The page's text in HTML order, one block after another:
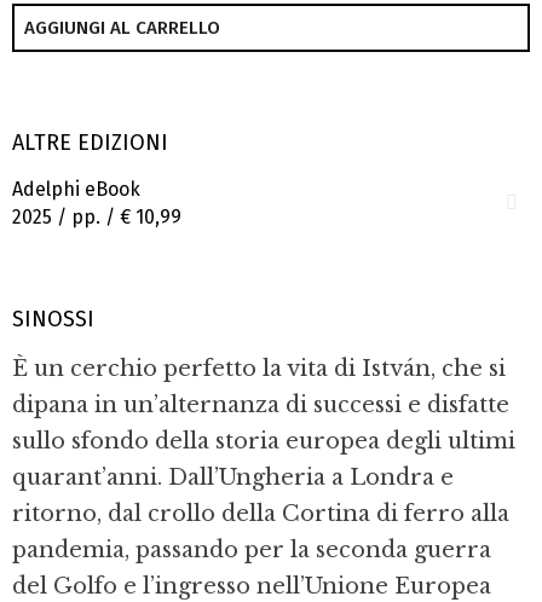
AGGIUNGI AL CARRELLO
ALTRE EDIZIONI
Adelphi eBook
2025 / pp. / € 10,99
SINOSSI
È un cerchio perfetto la vita di István, che si
dipana in un’alternanza di successi e disfatte
sullo sfondo della storia europea degli ultimi
quarant’anni. Dall’Ungheria a Londra e
ritorno, dal crollo della Cortina di ferro alla
pandemia, passando per la seconda guerra
del Golfo e l’ingresso nell’Unione Europea